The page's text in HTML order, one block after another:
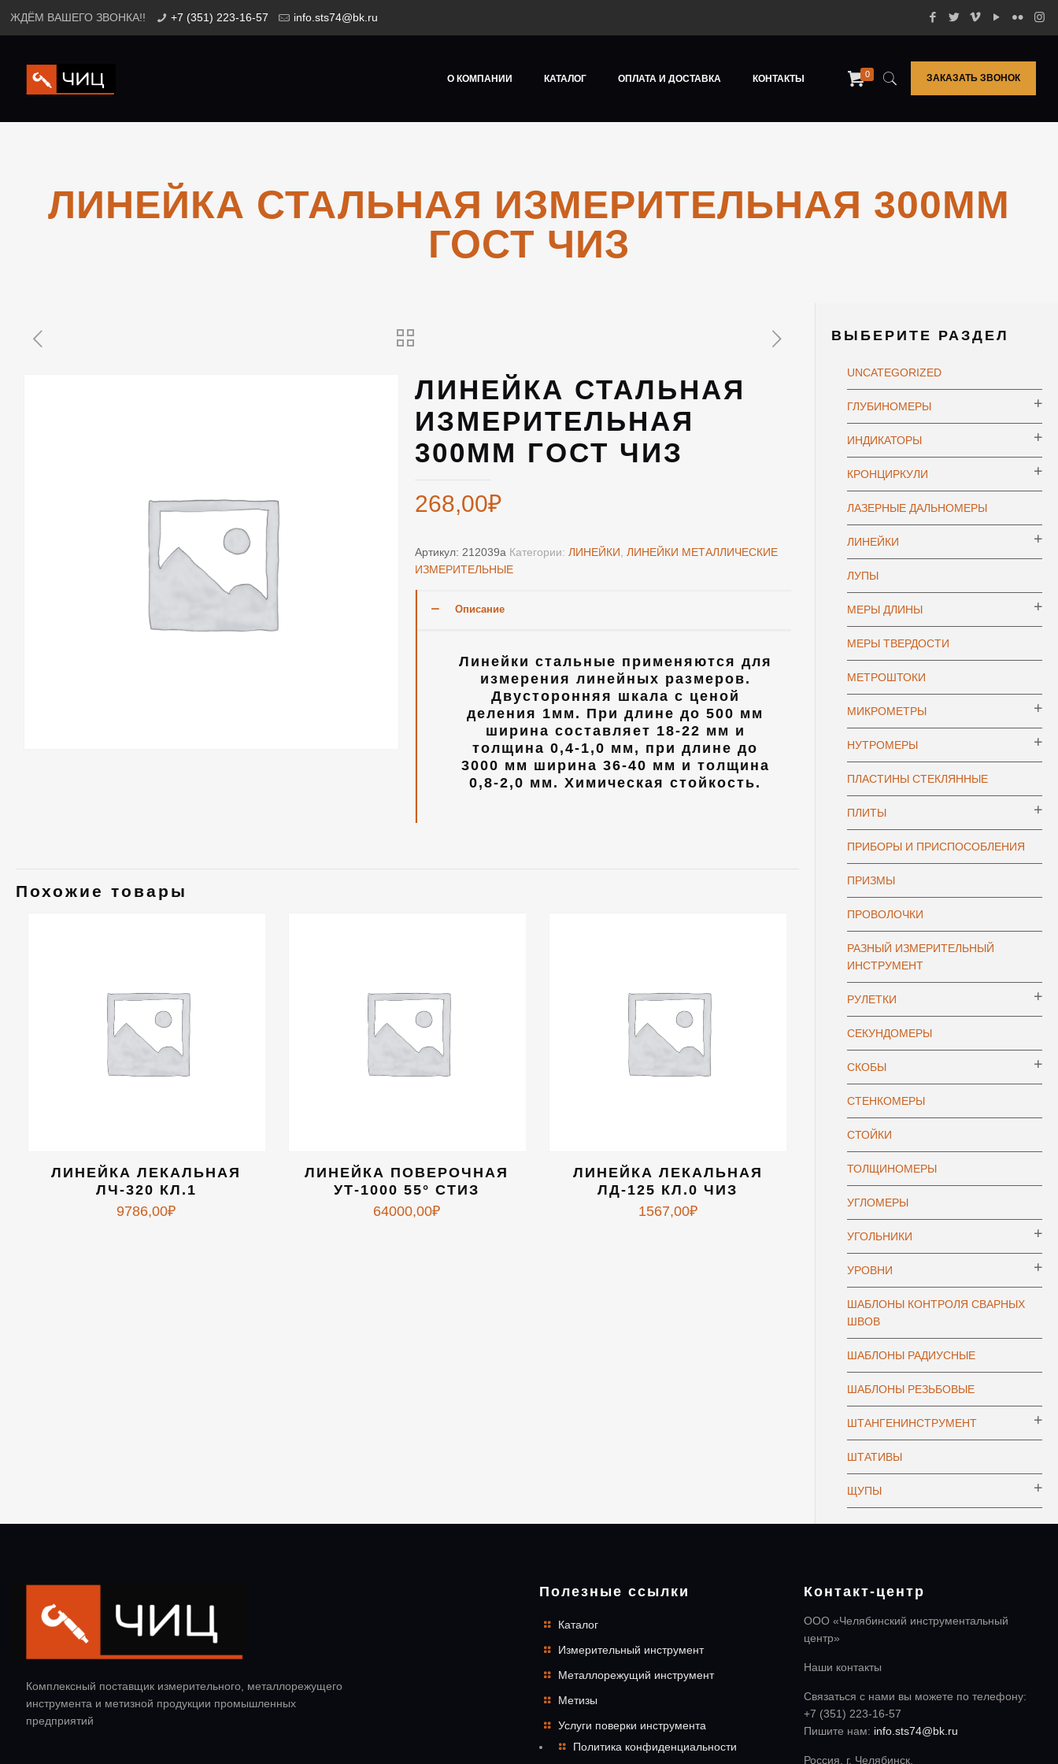
ЖДЁМ ВАШЕГО ЗВОНКА!! +7 (351) 223-16-57 info.sts74@bk.ru
О КОМПАНИИ КАТАЛОГ ОПЛАТА И ДОСТАВКА КОНТАКТЫ 0 ЗАКАЗАТЬ ЗВОНОК
ЛИНЕЙКА СТАЛЬНАЯ ИЗМЕРИТЕЛЬНАЯ 300ММ
ГОСТ ЧИЗ
ЛИНЕЙКА СТАЛЬНАЯ
ИЗМЕРИТЕЛЬНАЯ
300ММ ГОСТ ЧИЗ
268,00₽
Артикул: 212039а Категории:ЛИНЕЙКИ ,ЛИНЕЙКИ МЕТАЛЛИЧЕСКИЕ
ИЗМЕРИТЕЛЬНЫЕ
Описание
Линейки стальные применяются для
измерения линейных размеров.
Двусторонняя шкала с ценой
деления 1мм. При длине до 500 мм
ширина составляет 18-22 мм и
толщина 0,4-1,0 мм, при длине до
3000 мм ширина 36-40 мм и толщина
0,8-2,0 мм. Химическая стойкость.
Похожие товары
ЛИНЕЙКА ЛЕКАЛЬНАЯ
ЛЧ-320 КЛ.1
9786,00₽
ЛИНЕЙКА ПОВЕРОЧНАЯ
УТ-1000 55° СТИЗ
64000,00₽
ЛИНЕЙКА ЛЕКАЛЬНАЯ
ЛД-125 КЛ.0 ЧИЗ
1567,00₽
ВЫБЕРИТЕ РАЗДЕЛ
UNCATEGORIZED
ГЛУБИНОМЕРЫ
ИНДИКАТОРЫ
КРОНЦИРКУЛИ
ЛАЗЕРНЫЕ ДАЛЬНОМЕРЫ
ЛИНЕЙКИ
ЛУПЫ
МЕРЫ ДЛИНЫ
МЕРЫ ТВЕРДОСТИ
МЕТРОШТОКИ
МИКРОМЕТРЫ
НУТРОМЕРЫ
ПЛАСТИНЫ СТЕКЛЯННЫЕ
ПЛИТЫ
ПРИБОРЫ И ПРИСПОСОБЛЕНИЯ
ПРИЗМЫ
ПРОВОЛОЧКИ
РАЗНЫЙ ИЗМЕРИТЕЛЬНЫЙ
ИНСТРУМЕНТ
РУЛЕТКИ
СЕКУНДОМЕРЫ
СКОБЫ
СТЕНКОМЕРЫ
СТОЙКИ
ТОЛЩИНОМЕРЫ
УГЛОМЕРЫ
УГОЛЬНИКИ
УРОВНИ
ШАБЛОНЫ КОНТРОЛЯ СВАРНЫХ
ШВОВ
ШАБЛОНЫ РАДИУСНЫЕ
ШАБЛОНЫ РЕЗЬБОВЫЕ
ШТАНГЕНИНСТРУМЕНТ
ШТАТИВЫ
ЩУПЫ
Комплексный поставщик измерительного, металлорежущего
инструмента и метизной продукции промышленных
предприятий
Полезные ссылки
Каталог
Измерительный инструмент
Металлорежущий инструмент
Метизы
Услуги поверки инструмента
Политика конфиденциальности
Контакт-центр
ООО «Челябинский инструментальный
центр»
Наши контакты
Связаться с нами вы можете по телефону:
+7 (351) 223-16-57
Пишите нам: info.sts74@bk.ru
Россия, г. Челябинск,